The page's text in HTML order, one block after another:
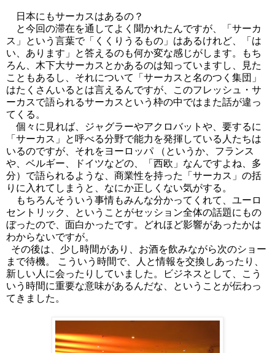
日本にもサーカスはあるの？
と今回の滞在を通してよく聞かれたんですが、「サーカ
ス」という言葉で「くくりうるもの」はあるけれど、「は
い、あります」と答えるのも何か変な感じがします。もち
ろん、木下大サーカスとかあるのは知っていますし、見た
こともあるし、それについて「サーカスと名のつく集団」
はたくさんいるとは言えるんですが、このフレッシュ・サ
ーカスで語られるサーカスという枠の中ではまた話が違っ
てくる。
個々に見れば、ジャグラーやアクロバットや、要するに
「サーカス」と呼べる分野で能力を発揮している人たちは
いるのですが、それをヨーロッパ （というか、フランス
や、ベルギー、ドイツなどの、「西欧」なんですよね、多
分）で語られるような、商業性を持った「サーカス」の括
りに入れてしまうと、なにか正しくない気がする。
もちろんそういう事情もみんな分かってくれて、ユーロ
セントリック、ということがセッション全体の話題にもの
ぼったので、面白かったです。どれほど影響があったかは
わからないですが。
その後は、少し時間があり、お酒を飲みながら次のショー
まで待機。 こういう時間で、人と情報を交換しあったり、
新しい人に会ったりしていました。ビジネスとして、こう
いう時間に重要な意味があるんだな、ということが伝わっ
てきました。